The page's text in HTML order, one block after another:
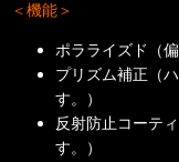
＜機能＞
ポラライズド（偏
プリズム補正（
す。）
反射防止コーテ
す。）